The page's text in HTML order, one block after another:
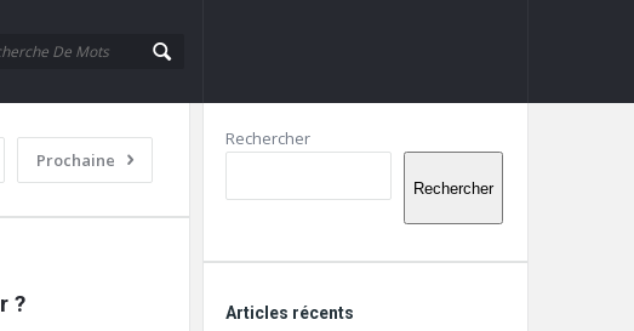
Prochaine
?
Barre
Rechercher
Rechercher
Articles récents